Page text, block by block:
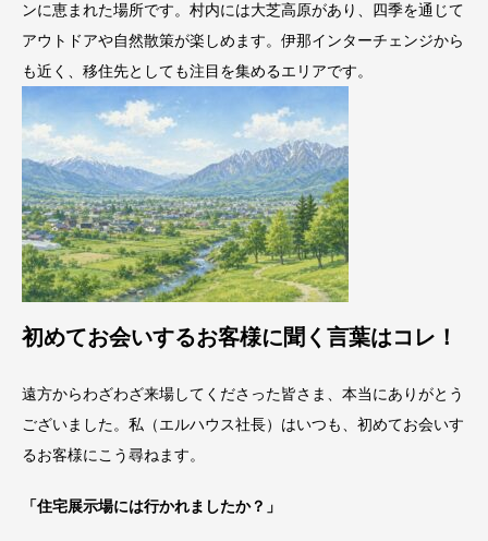
ンに恵まれた場所です。村内には大芝高原があり、四季を通じて
アウトドアや自然散策が楽しめます。伊那インターチェンジから
も近く、移住先としても注目を集めるエリアです。
初めてお会いするお客様に聞く言葉はコレ！
遠方からわざわざ来場してくださった皆さま、本当にありがとう
ございました。私（エルハウス社長）はいつも、初めてお会いす
るお客様にこう尋ねます。
「住宅展示場には行かれましたか？」